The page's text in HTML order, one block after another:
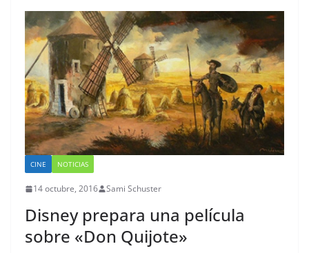
CINE NOTICIAS
14 octubre, 2016 Sami Schuster
Disney prepara una película
sobre «Don Quijote»